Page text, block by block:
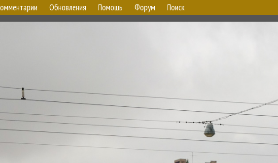
Обновления Помощь Форум Поиск